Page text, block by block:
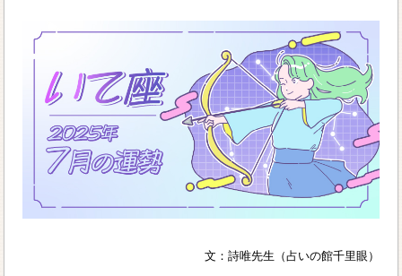
文：詩唯先生（占いの館千里眼）